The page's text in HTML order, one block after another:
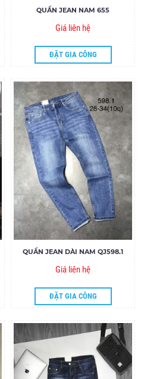
QUẦN JEAN NAM 655
Giá liên hệ
ĐẶT GIA CÔNG
QUẦN JEAN DÀI NAM QJ598.1
Giá liên hệ
ĐẶT GIA CÔNG